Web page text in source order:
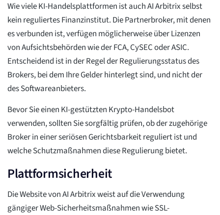
Wie viele KI-Handelsplattformen ist auch AI Arbitrix selbst
kein reguliertes Finanzinstitut. Die Partnerbroker, mit denen
es verbunden ist, verfügen möglicherweise über Lizenzen
von Aufsichtsbehörden wie der FCA, CySEC oder ASIC.
Entscheidend ist in der Regel der Regulierungsstatus des
Brokers, bei dem Ihre Gelder hinterlegt sind, und nicht der
des Softwareanbieters.
Bevor Sie einen KI-gestützten Krypto-Handelsbot
verwenden, sollten Sie sorgfältig prüfen, ob der zugehörige
Broker in einer seriösen Gerichtsbarkeit reguliert ist und
welche Schutzmaßnahmen diese Regulierung bietet.
Plattformsicherheit
Die Website von AI Arbitrix weist auf die Verwendung
gängiger Web-Sicherheitsmaßnahmen wie SSL-